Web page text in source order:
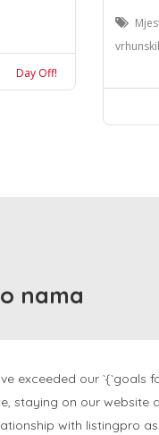
Day Off!
nama
exceeded our `{`goals
staying on our website
with listingpro